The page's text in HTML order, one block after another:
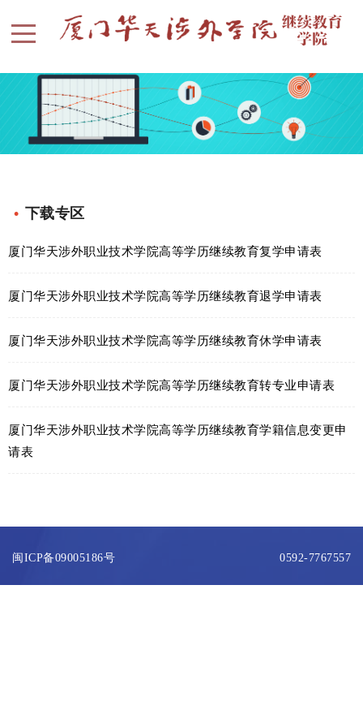
• 下载专区
厦门华天涉外职业技术学院高等学历继续教育复学申请表
厦门华天涉外职业技术学院高等学历继续教育退学申请表
厦门华天涉外职业技术学院高等学历继续教育休学申请表
厦门华天涉外职业技术学院高等学历继续教育转专业申请表
厦门华天涉外职业技术学院高等学历继续教育学籍信息变更申
请表
闽ICP备09005186号 0592-7767557